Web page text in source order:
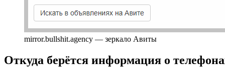
mirror.bullshit.agency — зеркало Авиты
Откуда берётся информация о